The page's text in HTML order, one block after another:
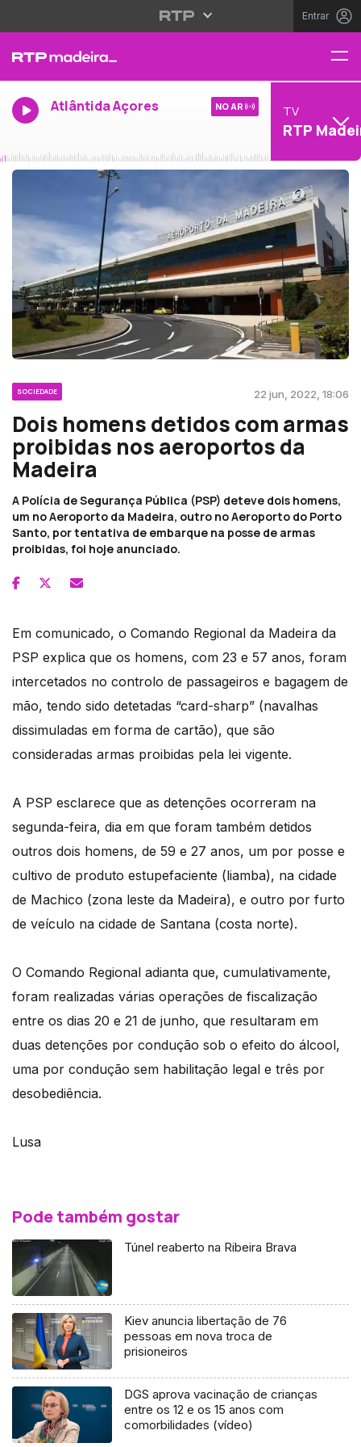
Entrar
Atlântida Açores NO AR TV
RTP
SOCIEDADE 22 jun, 2022, 18:06
Dois homens detidos com armas
proibidas nos aeroportos da
Madeira
A Polícia de Segurança Pública (PSP) deteve dois homens,
um no Aeroporto da Madeira, outro no Aeroporto do Porto
Santo, por tentativa de embarque na posse de armas
proibidas, foi hoje anunciado.
Em comunicado, o Comando Regional da Madeira da
PSP explica que os homens, com 23 e 57 anos, foram
intercetados no controlo de passageiros e bagagem de
mão, tendo sido detetadas “card-sharp” (navalhas
dissimuladas em forma de cartão), que são
consideradas armas proibidas pela lei vigente.
A PSP esclarece que as detenções ocorreram na
segunda-feira, dia em que foram também detidos
outros dois homens, de 59 e 27 anos, um por posse e
cultivo de produto estupefaciente (liamba), na cidade
de Machico (zona leste da Madeira), e outro por furto
de veículo na cidade de Santana (costa norte).
O Comando Regional adianta que, cumulativamente,
foram realizadas várias operações de fiscalização
entre os dias 20 e 21 de junho, que resultaram em
duas detenções por condução sob o efeito do álcool,
uma por condução sem habilitação legal e três por
desobediência.
Lusa
Pode também gostar
Túnel reaberto na Ribeira Brava
Kiev anuncia libertação de 76
pessoas em nova troca de
prisioneiros
DGS aprova vacinação de crianças
entre os 12 e os 15 anos com
comorbilidades (vídeo)